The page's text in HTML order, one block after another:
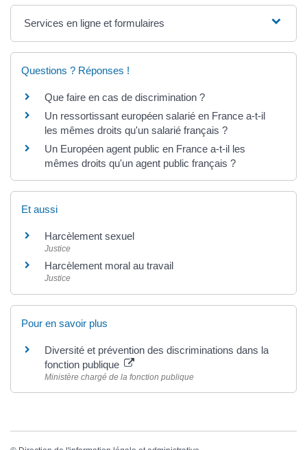
Services en ligne et formulaires
Questions ? Réponses !
Que faire en cas de discrimination ?
Un ressortissant européen salarié en France a-t-il
les mêmes droits qu'un salarié français ?
Un Européen agent public en France a-t-il les
mêmes droits qu'un agent public français ?
Et aussi
Harcèlement sexuel
Justice
Harcèlement moral au travail
Justice
Pour en savoir plus
Diversité et prévention des discriminations dans la
fonction publique
Ministère chargé de la fonction publique